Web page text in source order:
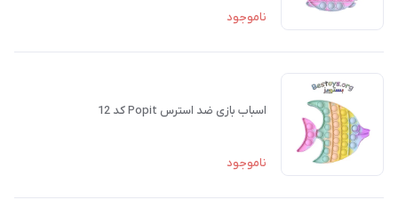
ناموجود
اسباب بازی ضد استرس Popit کد 12
ناموجود